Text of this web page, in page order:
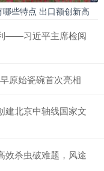
些特点 出口额创新高
——习近平主席检阅
原始瓷碗首次亮相
建北京中轴线国家文
效杀虫破难题，风途